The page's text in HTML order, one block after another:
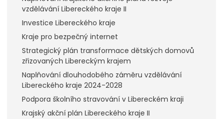
vzdělávání Libereckého kraje II
Investice Libereckého kraje
Kraje pro bezpečný internet
Strategický plán transformace dětských domovů
zřizovaných Libereckým krajem
Naplňování dlouhodobého záměru vzdělávání
Libereckého kraje 2024-2028
Podpora školního stravování v Libereckém kraji
Krajský akční plán Libereckého kraje II